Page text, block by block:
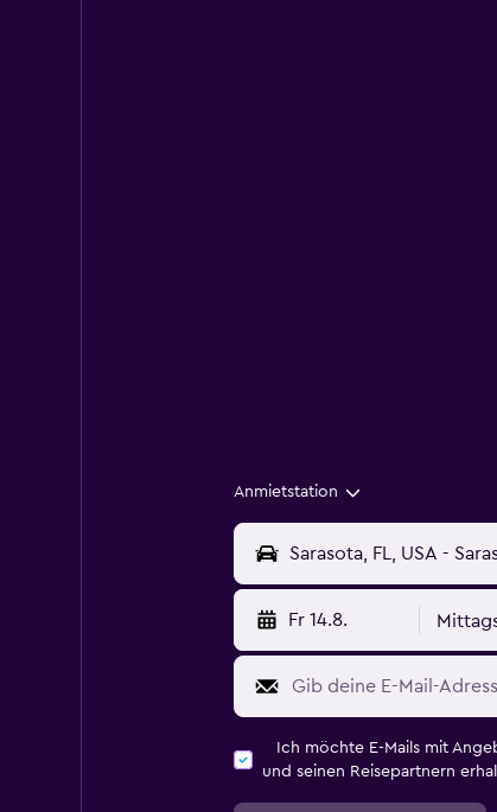
Anmietstation
Fr 14.8.
Ich möchte E-Mails mit
und seinen Reisepartnern